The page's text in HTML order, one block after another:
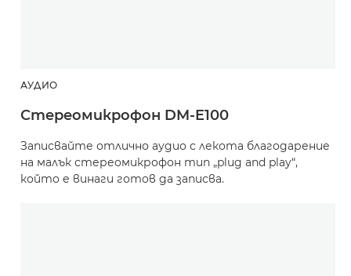
АУДИО
Стереомикрофон DM-E100
Записвайте отлично аудио с лекота благодарение
на малък стереомикрофон тип „plug and play“,
който е винаги готов да записва.